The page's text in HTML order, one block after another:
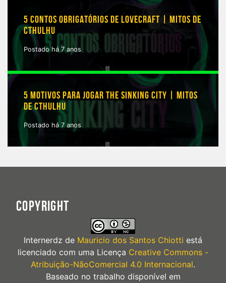
5 CONTOS OBRIGATÓRIOS DE LOVECRAFT | MITOS DE
CTHULHU
Postado há 7 anos
5 MOTIVOS PARA JOGAR THE SINKING CITY | MITOS
DE CTHULHU
Postado há 7 anos
COPYRIGHT
Internerdz de Mauricio dos Santos Chiotti está
licenciado com uma Licença Creative Commons -
Atribuição-NãoComercial 4.0 Internacional.
Baseado no trabalho disponível em